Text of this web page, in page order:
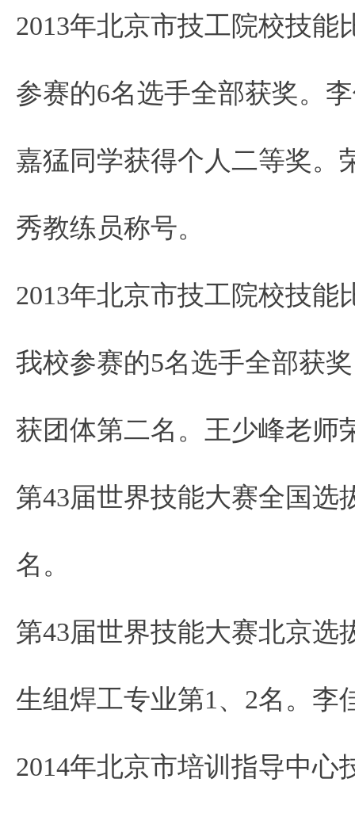
2013年北京市技工院校技
参赛的6名选手全部获奖。
嘉猛同学获得个人二等奖。
秀教练员称号。
2013年北京市技工院校技
我校参赛的5名选手全部获
获团体第二名。王少峰老师
第43届世界技能大赛全国选
名。
第43届世界技能大赛北京选
生组焊工专业第1、2名。李
2014年北京市培训指导中